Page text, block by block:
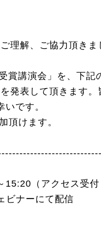
理解、ご協力頂きま
賞講演会」を、下記
発表して頂きます
です。
頂けます。
（アクセス受付
ナーにて配信